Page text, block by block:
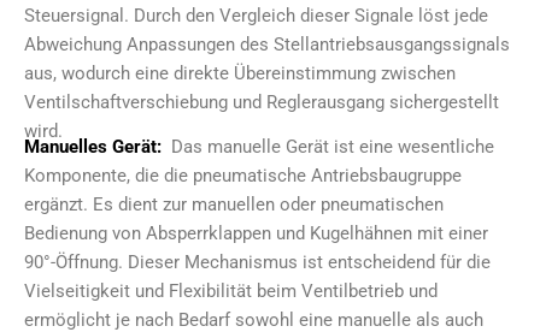
Steuersignal. Durch den Vergleich dieser Signale löst jede
Abweichung Anpassungen des Stellantriebsausgangssignals
aus, wodurch eine direkte Übereinstimmung zwischen
Ventilschaftverschiebung und Reglerausgang sichergestellt
wird.
Manuelles Gerät: Das manuelle Gerät ist eine wesentliche
Komponente, die die pneumatische Antriebsbaugruppe
ergänzt. Es dient zur manuellen oder pneumatischen
Bedienung von Absperrklappen und Kugelhähnen mit einer
90°-Öffnung. Dieser Mechanismus ist entscheidend für die
Vielseitigkeit und Flexibilität beim Ventilbetrieb und
ermöglicht je nach Bedarf sowohl eine manuelle als auch